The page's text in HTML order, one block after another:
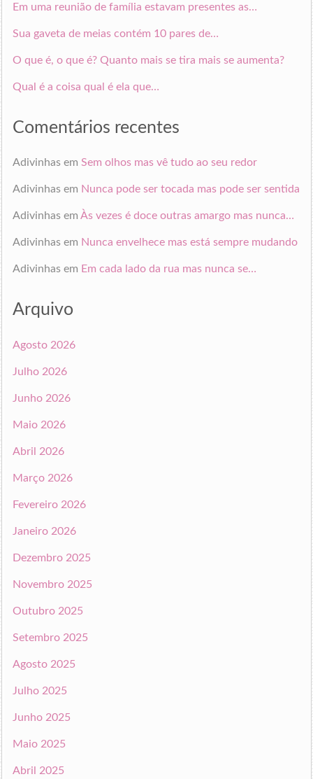
Em uma reunião de família estavam presentes as…
Sua gaveta de meias contém 10 pares de…
O que é, o que é? Quanto mais se tira mais se aumenta?
Qual é a coisa qual é ela que…
Comentários recentes
Adivinhasem Sem olhos mas vê tudo ao seu redor
Adivinhasem Nunca pode ser tocada mas pode ser sentida
Adivinhasem Às vezes é doce outras amargo mas nunca…
Adivinhasem Nunca envelhece mas está sempre mudando
Adivinhasem Em cada lado da rua mas nunca se…
Arquivo
Agosto 2026
Julho 2026
Junho 2026
Maio 2026
Abril 2026
Março 2026
Fevereiro 2026
Janeiro 2026
Dezembro 2025
Novembro 2025
Outubro 2025
Setembro 2025
Agosto 2025
Julho 2025
Junho 2025
Maio 2025
Abril 2025